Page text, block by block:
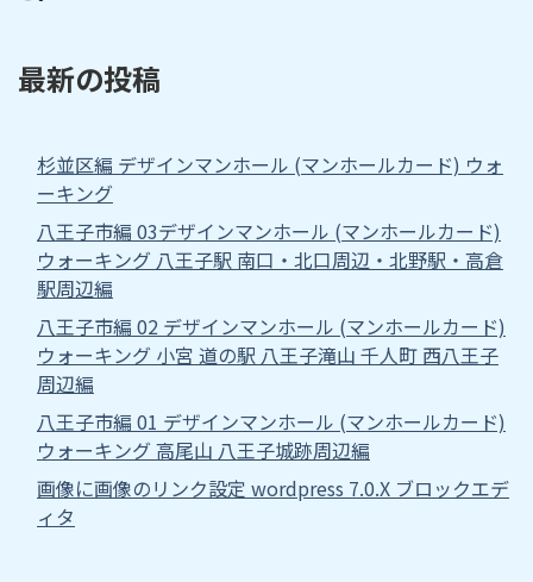
最新の投稿
杉並区編 デザインマンホール (マンホールカード) ウォ
ーキング
八王子市編 03デザインマンホール (マンホールカード)
ウォーキング 八王子駅 南口・北口周辺・北野駅・高倉
駅周辺編
八王子市編 02 デザインマンホール (マンホールカード)
ウォーキング 小宮 道の駅 八王子滝山 千人町 西八王子
周辺編
八王子市編 01 デザインマンホール (マンホールカード)
ウォーキング 高尾山 八王子城跡周辺編
画像に画像のリンク設定 wordpress 7.0.X ブロックエデ
ィタ